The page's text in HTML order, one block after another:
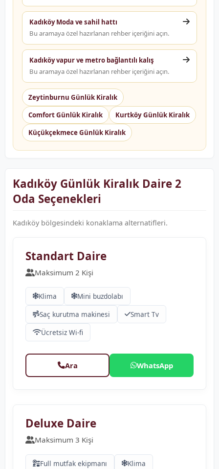
Kadıköy Moda ve sahil hattı
Bu aramaya özel hazırlanan rehber içeriğini açın.
Kadıköy vapur ve metro bağlantılı kalış
Bu aramaya özel hazırlanan rehber içeriğini açın.
Zeytinburnu Günlük Kiralık
Comfort Günlük Kiralık
Kurtköy Günlük Kiralık
Küçükçekmece Günlük Kiralık
Kadıköy Günlük Kiralık Daire 2
Oda Seçenekleri
Kadıköy bölgesindeki konaklama alternatifleri.
Standart Daire
Maksimum 2 Kişi
Klima
Mini buzdolabı
Saç kurutma makinesi
Smart Tv
Ücretsiz Wi-fi
Ara WhatsApp
Deluxe Daire
Maksimum 3 Kişi
Full mutfak ekipmanı
Klima